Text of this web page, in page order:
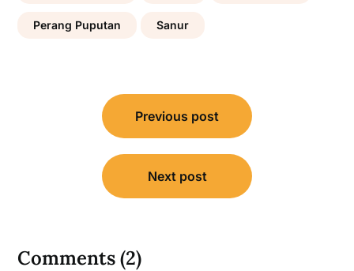
Perang Puputan Sanur
navigation
Previous post
Next post
Comments (2)